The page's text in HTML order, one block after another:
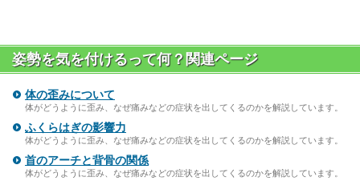
姿勢を気を付けるって何？関連ページ
体の歪みについて
体がどうように歪み、なぜ痛みなどの症状を出してくるのかを解説しています。
ふくらはぎの影響力
体がどうように歪み、なぜ痛みなどの症状を出してくるのかを解説しています。
首のアーチと背骨の関係
体がどうように歪み、なぜ痛みなどの症状を出してくるのかを解説しています。